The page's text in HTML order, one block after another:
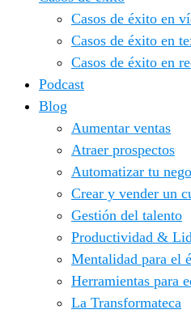
Casos de éxito en
Casos de éxito en
Casos de éxito en
Podcast
Blog
Aumentar ventas
Atraer prospectos
Automatizar tu
Crear y vender un
Gestión del talento
Productividad &
Mentalidad para el
Herramientas para
La Transformateca